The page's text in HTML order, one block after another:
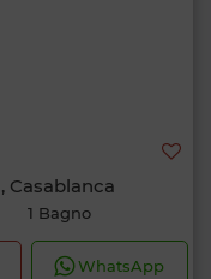
Casablanca
1 Bagno
WhatsApp